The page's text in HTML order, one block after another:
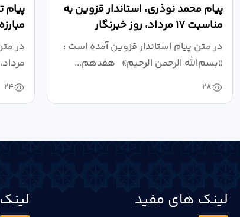
پیام محمد نوذری، استاندار قزوین به
مناسبت ۱۷ مرداد، روز خبرنگار
در متن پیام استاندار قزوین آمده است :
«بسم‌الله الرحمن الرحیم» هفدهم...
28
روز
در
24
لینک های مفید